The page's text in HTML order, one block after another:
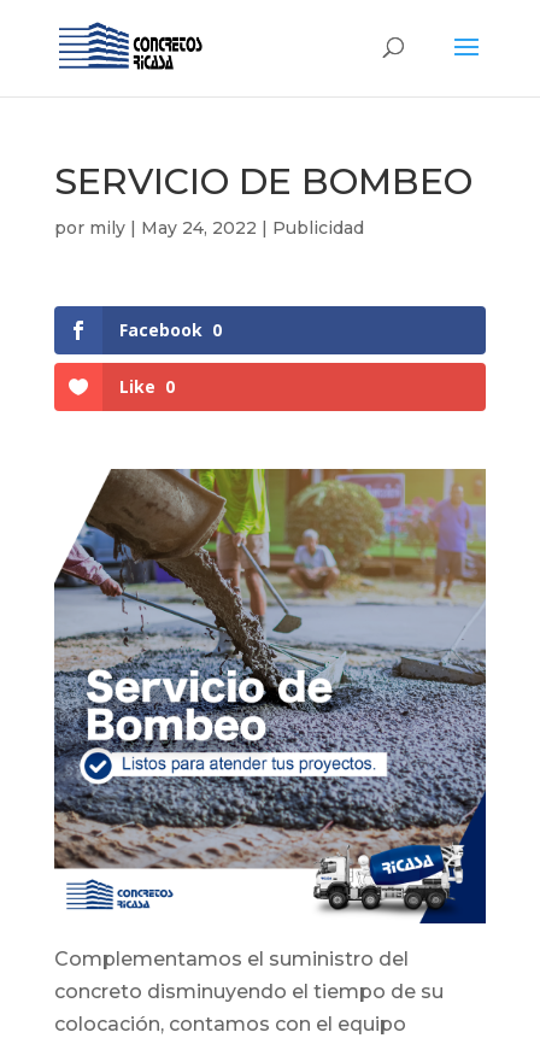
SERVICIO DE BOMBEO
por mily| May 24, 2022 | Publicidad
Facebook 0
Like 0
Complementamos el suministro del
concreto disminuyendo el tiempo de su
colocación, contamos con el equipo